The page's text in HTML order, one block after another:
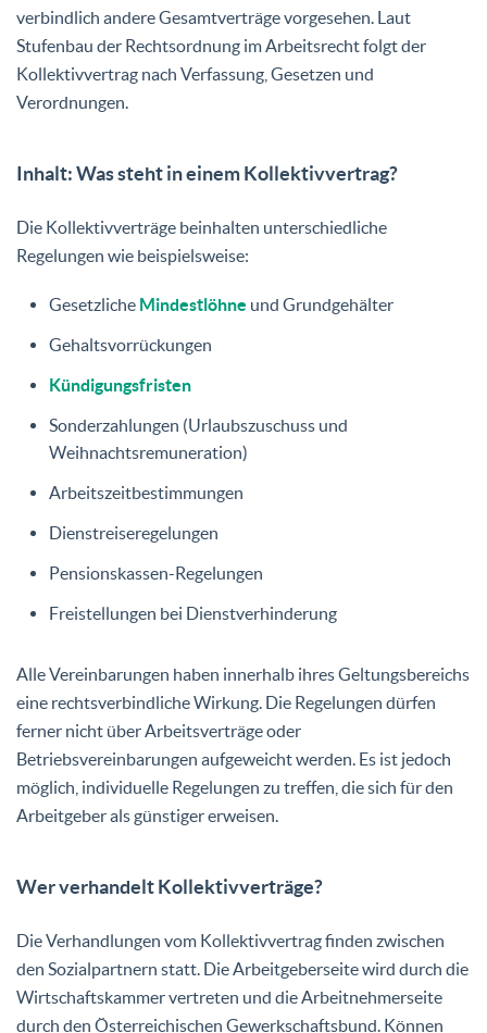
verbindlich andere Gesamtverträge vorgesehen. Laut
Stufenbau der Rechtsordnung im Arbeitsrecht folgt der
Kollektivvertrag nach Verfassung, Gesetzen und
Verordnungen.
Inhalt: Was steht in einem Kollektivvertrag?
Die Kollektivverträge beinhalten unterschiedliche
Regelungen wie beispielsweise:
Gesetzliche Mindestlöhne und Grundgehälter
Gehaltsvorrückungen
Kündigungsfristen
Sonderzahlungen (Urlaubszuschuss und
Weihnachtsremuneration)
Arbeitszeitbestimmungen
Dienstreiseregelungen
Pensionskassen-Regelungen
Freistellungen bei Dienstverhinderung
Alle Vereinbarungen haben innerhalb ihres Geltungsbereichs
eine rechtsverbindliche Wirkung. Die Regelungen dürfen
ferner nicht über Arbeitsverträge oder
Betriebsvereinbarungen aufgeweicht werden. Es ist jedoch
möglich, individuelle Regelungen zu treffen, die sich für den
Arbeitgeber als günstiger erweisen.
Wer verhandelt Kollektivverträge?
Die Verhandlungen vom Kollektivvertrag finden zwischen
den Sozialpartnern statt. Die Arbeitgeberseite wird durch die
Wirtschaftskammer vertreten und die Arbeitnehmerseite
durch den Österreichischen Gewerkschaftsbund. Können